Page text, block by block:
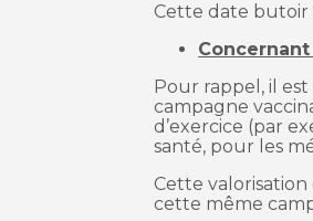
Cette date butoir
Pour rappel, il
campagne
d’exercice (par
santé, pour les
Cette
cette même